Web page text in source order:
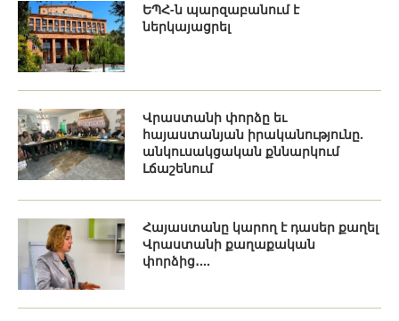
ԵՊՀ-ն պարզաբանում է
ներկայացրել
Վրաստանի փորձը եւ
հայաստանյան իրականությունը.
անկուսակցական քննարկում
Լճաշենում
Հայաստանը կարող է դասեր քաղել
Վրաստանի քաղաքական
փորձից․...